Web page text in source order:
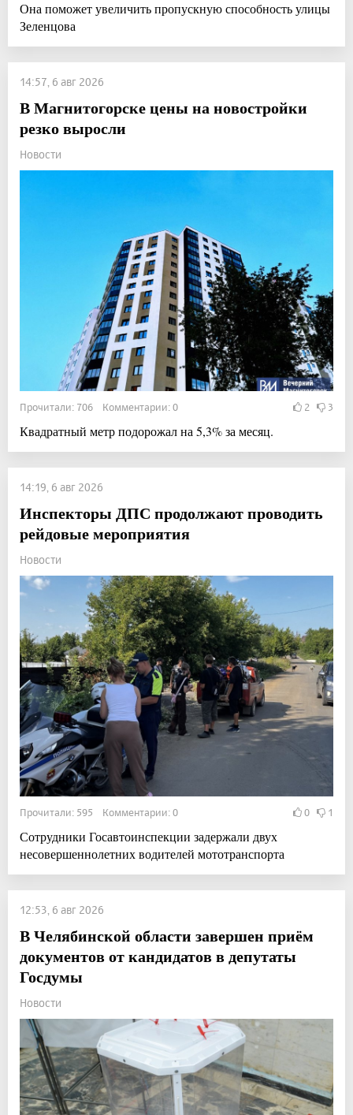
Она поможет увеличить пропускную способность улицы
Зеленцова
14:57, 6 авг 2026
В Магнитогорске цены на новостройки
резко выросли
Новости
Прочитали: 706 Комментарии: 0 2 3
Квадратный метр подорожал на 5,3% за месяц.
14:19, 6 авг 2026
Инспекторы ДПС продолжают проводить
рейдовые мероприятия
Новости
Прочитали: 595 Комментарии: 0 0 1
Сотрудники Госавтоинспекции задержали двух
несовершеннолетних водителей мототранспорта
12:53, 6 авг 2026
В Челябинской области завершен приём
документов от кандидатов в депутаты
Госдумы
Новости